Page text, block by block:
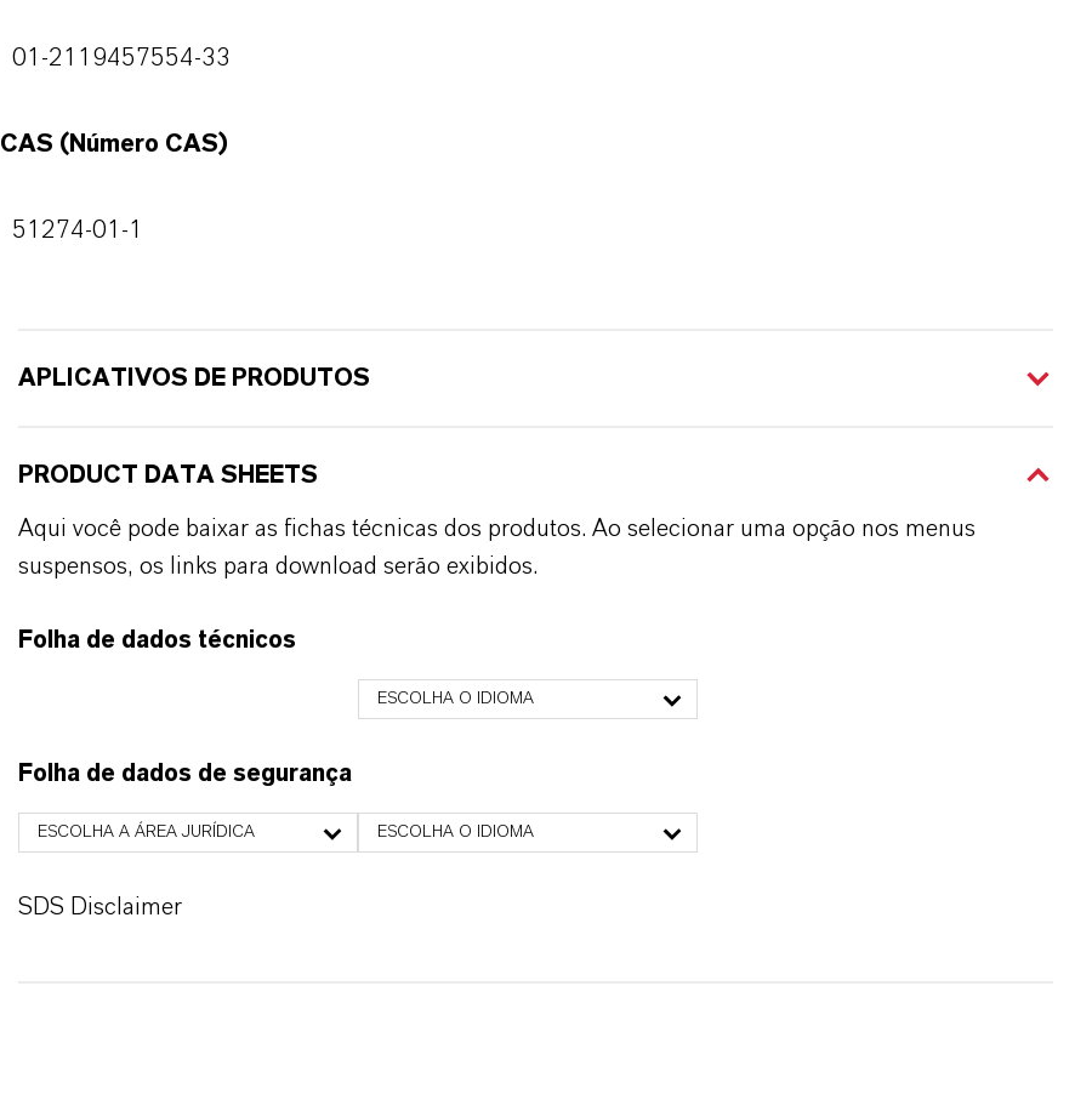
01-2119457554-33
CAS (Número CAS)
51274-01-1
APLICATIVOS DE PRODUTOS
PRODUCT DATA SHEETS
Aqui você pode baixar as fichas técnicas dos produtos. Ao selecionar uma opção nos menus
suspensos, os links para download serão exibidos.
Folha de dados técnicos
ESCOLHA O IDIOMA
Folha de dados de segurança
ESCOLHA A ÁREA JURÍDICA ESCOLHA O IDIOMA
SDS Disclaimer